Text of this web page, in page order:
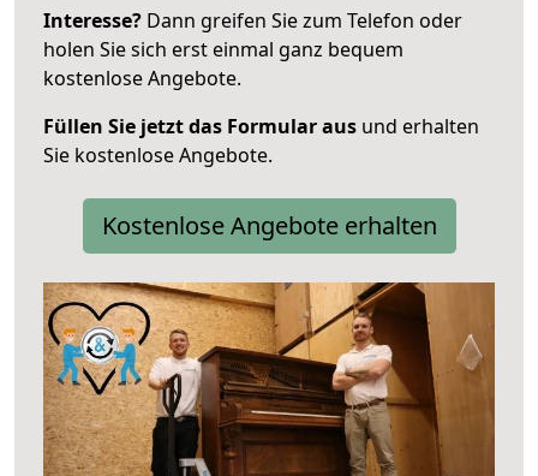
Interesse? Dann greifen Sie zum Telefon oder
holen Sie sich erst einmal ganz bequem
kostenlose Angebote.
Füllen Sie jetzt das Formular aus und erhalten
Sie kostenlose Angebote.
Kostenlose Angebote erhalten